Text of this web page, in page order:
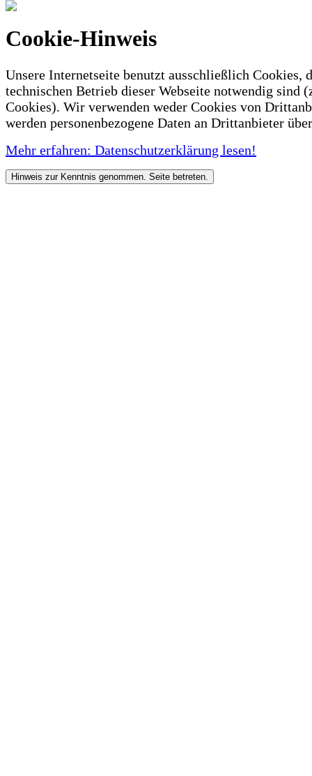
Cookie-Hinweis
Unsere Internetseite benutzt ausschließlich Cookies,
technischen Betrieb dieser Webseite notwendig sind
Cookies). Wir verwenden weder Cookies von
werden personenbezogene Daten an Drittanbieter
Mehr erfahren: Datenschutzerklärung lesen!
Hinweis zur Kenntnis genommen. Seite betreten.